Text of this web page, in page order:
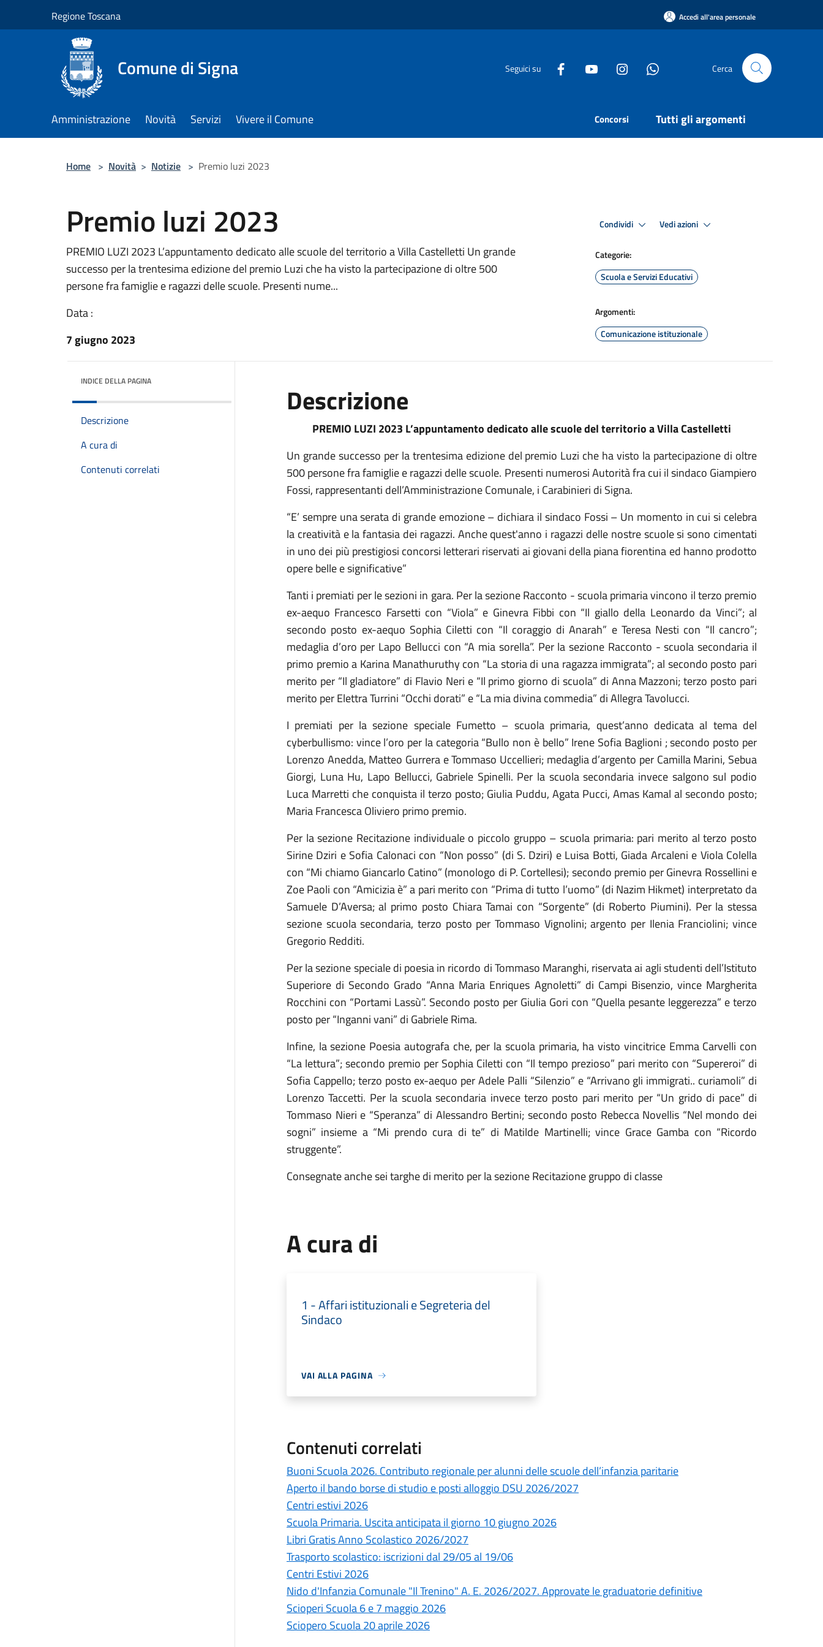
Regione Toscana Accedi all'area personale
Comune di Signa Seguici su Cerca
Amministrazione Novità Servizi Vivere il Comune Concorsi Tutti gli argomenti
Home > Novità > Notizie > Premio luzi 2023
Premio luzi 2023
PREMIO LUZI 2023 L’appuntamento dedicato alle scuole del territorio a Villa Castelletti Un grande
successo per la trentesima edizione del premio Luzi che ha visto la partecipazione di oltre 500
persone fra famiglie e ragazzi delle scuole. Presenti nume...
Data :
7 giugno 2023
Condividi Vedi azioni
Categorie:
Scuola e Servizi Educativi
Argomenti:
Comunicazione istituzionale
INDICE DELLA PAGINA
Descrizione
A cura di
Contenuti correlati
Descrizione
PREMIO LUZI 2023 L’appuntamento dedicato alle scuole del territorio a Villa Castelletti
Un grande successo per la trentesima edizione del premio Luzi che ha visto la partecipazione di oltre
500 persone fra famiglie e ragazzi delle scuole. Presenti numerosi Autorità fra cui il sindaco Giampiero
Fossi, rappresentanti dell’Amministrazione Comunale, i Carabinieri di Signa.
“E’ sempre una serata di grande emozione – dichiara il sindaco Fossi – Un momento in cui si celebra
la creatività e la fantasia dei ragazzi. Anche quest'anno i ragazzi delle nostre scuole si sono cimentati
in uno dei più prestigiosi concorsi letterari riservati ai giovani della piana fiorentina ed hanno prodotto
opere belle e significative”
Tanti i premiati per le sezioni in gara. Per la sezione Racconto - scuola primaria vincono il terzo premio
ex-aequo Francesco Farsetti con “Viola” e Ginevra Fibbi con “Il giallo della Leonardo da Vinci”; al
secondo posto ex-aequo Sophia Ciletti con “Il coraggio di Anarah” e Teresa Nesti con “Il cancro”;
medaglia d’oro per Lapo Bellucci con “A mia sorella”. Per la sezione Racconto - scuola secondaria il
primo premio a Karina Manathuruthy con “La storia di una ragazza immigrata”; al secondo posto pari
merito per “Il gladiatore” di Flavio Neri e “Il primo giorno di scuola” di Anna Mazzoni; terzo posto pari
merito per Elettra Turrini “Occhi dorati” e “La mia divina commedia” di Allegra Tavolucci.
I premiati per la sezione speciale Fumetto – scuola primaria, quest’anno dedicata al tema del
cyberbullismo: vince l’oro per la categoria “Bullo non è bello” Irene Sofia Baglioni ; secondo posto per
Lorenzo Anedda, Matteo Gurrera e Tommaso Uccellieri; medaglia d’argento per Camilla Marini, Sebua
Giorgi, Luna Hu, Lapo Bellucci, Gabriele Spinelli. Per la scuola secondaria invece salgono sul podio
Luca Marretti che conquista il terzo posto; Giulia Puddu, Agata Pucci, Amas Kamal al secondo posto;
Maria Francesca Oliviero primo premio.
Per la sezione Recitazione individuale o piccolo gruppo – scuola primaria: pari merito al terzo posto
Sirine Dziri e Sofia Calonaci con “Non posso” (di S. Dziri) e Luisa Botti, Giada Arcaleni e Viola Colella
con “Mi chiamo Giancarlo Catino” (monologo di P. Cortellesi); secondo premio per Ginevra Rossellini e
Zoe Paoli con “Amicizia è” a pari merito con “Prima di tutto l’uomo” (di Nazim Hikmet) interpretato da
Samuele D’Aversa; al primo posto Chiara Tamai con “Sorgente” (di Roberto Piumini). Per la stessa
sezione scuola secondaria, terzo posto per Tommaso Vignolini; argento per Ilenia Franciolini; vince
Gregorio Redditi.
Per la sezione speciale di poesia in ricordo di Tommaso Maranghi, riservata ai agli studenti dell’Istituto
Superiore di Secondo Grado “Anna Maria Enriques Agnoletti” di Campi Bisenzio, vince Margherita
Rocchini con “Portami Lassù”. Secondo posto per Giulia Gori con “Quella pesante leggerezza” e terzo
posto per “Inganni vani” di Gabriele Rima.
Infine, la sezione Poesia autografa che, per la scuola primaria, ha visto vincitrice Emma Carvelli con
“La lettura”; secondo premio per Sophia Ciletti con “Il tempo prezioso” pari merito con “Supereroi” di
Sofia Cappello; terzo posto ex-aequo per Adele Palli “Silenzio” e “Arrivano gli immigrati.. curiamoli” di
Lorenzo Taccetti. Per la scuola secondaria invece terzo posto pari merito per “Un grido di pace” di
Tommaso Nieri e “Speranza” di Alessandro Bertini; secondo posto Rebecca Novellis “Nel mondo dei
sogni” insieme a “Mi prendo cura di te” di Matilde Martinelli; vince Grace Gamba con “Ricordo
struggente”.
Consegnate anche sei targhe di merito per la sezione Recitazione gruppo di classe
A cura di
1 - Affari istituzionali e Segreteria del
Sindaco
VAI ALLA PAGINA
Contenuti correlati
Buoni Scuola 2026. Contributo regionale per alunni delle scuole dell’infanzia paritarie
Aperto il bando borse di studio e posti alloggio DSU 2026/2027
Centri estivi 2026
Scuola Primaria. Uscita anticipata il giorno 10 giugno 2026
Libri Gratis Anno Scolastico 2026/2027
Trasporto scolastico: iscrizioni dal 29/05 al 19/06
Centri Estivi 2026
Nido d'Infanzia Comunale "Il Trenino" A. E. 2026/2027. Approvate le graduatorie definitive
Scioperi Scuola 6 e 7 maggio 2026
Sciopero Scuola 20 aprile 2026